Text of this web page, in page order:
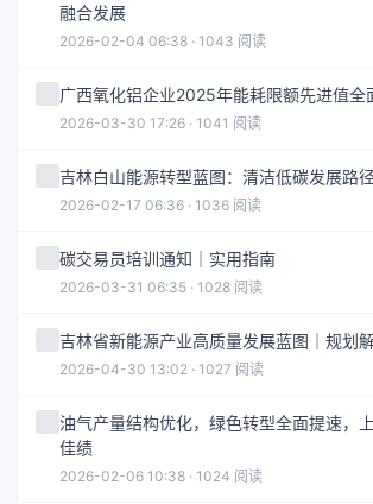
融合发展
2026-02-04 06:38 · 1043 阅读
广西氧化铝企业2025年能耗限额先进值全
2026-03-30 17:26 · 1041 阅读
吉林白山能源转型蓝图：清洁低碳发展路
2026-02-17 06:36 · 1036 阅读
碳交易员培训通知｜实用指南
2026-03-31 06:35 · 1028 阅读
吉林省新能源产业高质量发展蓝图｜规划
2026-04-30 13:02 · 1027 阅读
油气产量结构优化，绿色转型全面提速，
佳绩
2026-02-06 10:38 · 1024 阅读